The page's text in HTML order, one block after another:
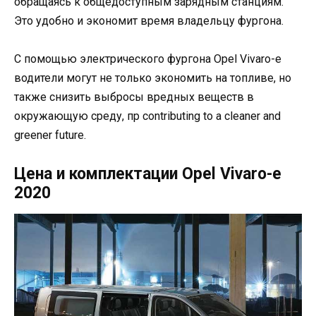
Это удобно и экономит время владельцу фургона.
С помощью электрического фургона Opel Vivaro-e
водители могут не только экономить на топливе, но
также снизить выбросы вредных веществ в
окружающую среду, пр contributing to a cleaner and
greener future.
Цена и комплектации Opel Vivaro-e
2020